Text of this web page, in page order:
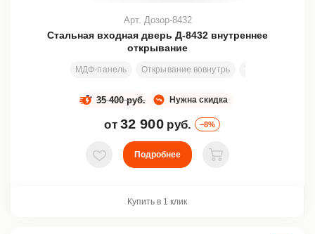
Стальная входная дверь Д-8432 внутреннее
открывание
МДФ-панель Открывание вовнутрь Узор
Арт. Дозор-8432
Нужна скидка
35 400 руб.
от 32 900 руб. –8%
В избранное
Подробнее
В корзину
Купить в 1 клик